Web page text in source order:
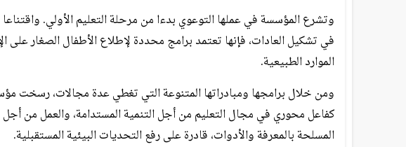
وتشرع المؤسسة في عملها التوعوي بدءا من مرحلة التعليم الأولي.
في تشكيل العادات، فإنها تعتمد برامج محددة لإطلاع الأطفال الصغار على
الموارد الطبيعية.
ومن خلال برامجها ومبادراتها المتنوعة التي تغطي عدة مجالات، رسخت
كفاعل محوري في مجال التعليم من أجل التنمية المستدامة، والعمل من أجل
المسلحة بالمعرفة والأدوات، قادرة على رفع التحديات البيئية المستقبلية.